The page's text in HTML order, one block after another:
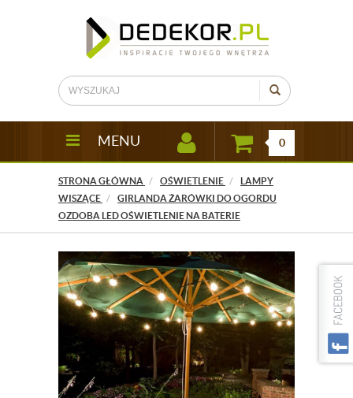
MENU 0
STRONA GŁÓWNA OŚWIETLENIE
LAMPY
WISZĄCE
GIRLANDA ŻARÓWKI DO OGORDU
OZDOBA LED OŚWIETLENIE NA BATERIE